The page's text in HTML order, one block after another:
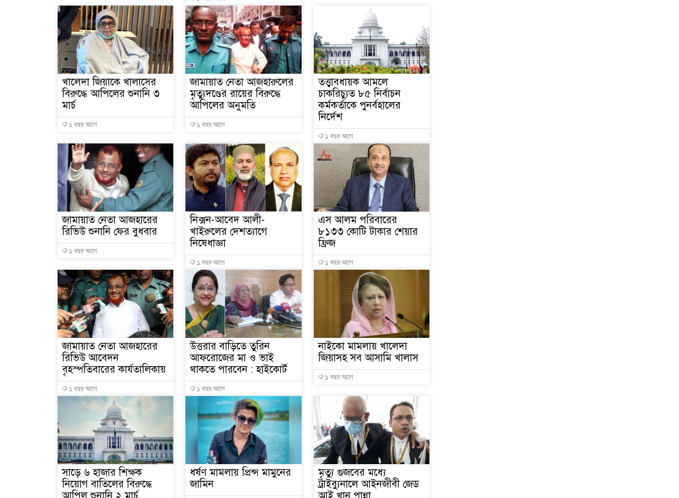
খালেদা জিয়াকে খালাসের
বিরুদ্ধে আপিলের শুনানি ৩
মার্চ
১ বছর আগে
জামায়াত নেতা আজহারুলের
মৃত্যুদণ্ডের রায়ের বিরুদ্ধে
আপিলের অনুমতি
১ বছর আগে
তত্ত্বাবধায়ক আমলে
চাকরিচ্যুত ৮৫ নির্বাচন
কর্মকর্তাকে পুনর্বহালের
নির্দেশ
১ বছর আগে
জামায়াত নেতা আজহারের
রিভিউ শুনানি ফের বুধবার
১ বছর আগে
নিক্সন-আবেদ আলী-
খাইরুলের দেশত্যাগে
নিষেধাজ্ঞা
১ বছর আগে
এস আলম পরিবারের
৮১৩৩ কোটি টাকার শেয়ার
ফ্রিজ
১ বছর আগে
জামায়াত নেতা আজহারের
রিভিউ আবেদন
বৃহস্পতিবারের কার্যতালিকায়
১ বছর আগে
উত্তরার বাড়িতে তুরিন
আফরোজের মা ও ভাই
থাকতে পারবেন : হাইকোর্ট
১ বছর আগে
নাইকো মামলায় খালেদা
জিয়াসহ সব আসামি খালাস
১ বছর আগে
সাড়ে ৬ হাজার শিক্ষক
নিয়োগ বাতিলের বিরুদ্ধে
ধর্ষণ মামলায় প্রিন্স মামুনের
জামিন
মৃত্যু গুজবের মধ্যে
ট্রাইব্যুনালে আইনজীবী জেড